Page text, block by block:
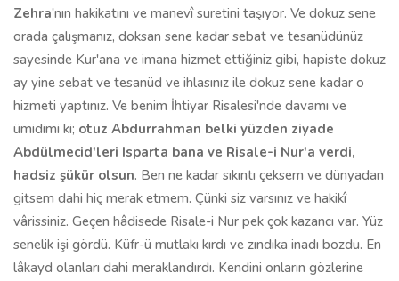
Zehra'nın hakikatını ve manevî suretini taşıyor. Ve dokuz sene
orada çalışmanız, doksan sene kadar sebat ve tesanüdünüz
sayesinde Kur'ana ve imana hizmet ettiğiniz gibi, hapiste dokuz
ay yine sebat ve tesanüd ve ihlasınız ile dokuz sene kadar o
hizmeti yaptınız. Ve benim İhtiyar Risalesi'nde davamı ve
ümidimi ki; otuz Abdurrahman belki yüzden ziyade
Abdülmecid'leri Isparta bana ve Risale-i Nur'a verdi,
hadsiz şükür olsun. Ben ne kadar sıkıntı çeksem ve dünyadan
gitsem dahi hiç merak etmem. Çünki siz varsınız ve hakikî
vârissiniz. Geçen hâdisede Risale-i Nur pek çok kazancı var. Yüz
senelik işi gördü. Küfr-ü mutlakı kırdı ve zındıka inadı bozdu. En
lâkayd olanları dahi meraklandırdı. Kendini onların gözlerine